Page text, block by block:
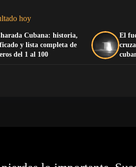
hoy
Cubana: historia,
y lista completa de
del 1 al 100
El